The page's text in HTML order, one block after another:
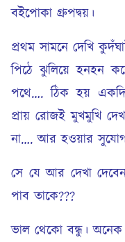
বইপোকা গ্রুপদ্বয়।
প্রথম সামনে দেখি
পিঠে ঝুলিয়ে হনহন
পথে…. ঠিক হয়
প্রায় রোজই মুখমুখি
না…. আর হওয়ার
সে যে আর দেখা
পাব তাকে???
ভাল থেকো বন্ধু। অনেক